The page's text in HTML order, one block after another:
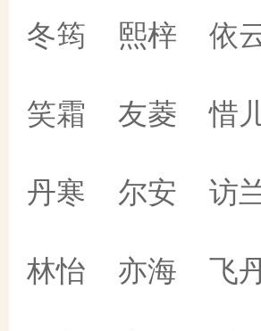
冬筠 熙梓 依
笑霜 友菱 惜
丹寒 尔安 访
林怡 亦海 飞